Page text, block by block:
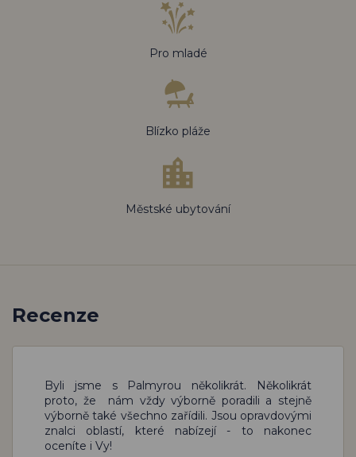
Pro mladé
Blízko pláže
Městské ubytování
Recenze
Byli jsme s Palmyrou několikrát. Několikrát
proto, že nám vždy výborně poradili a stejně
výborně také všechno zařídili. Jsou opravdovými
znalci oblastí, které nabízejí - to nakonec
oceníte i Vy!